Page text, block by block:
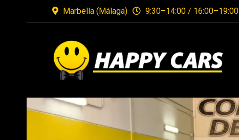
Marbella (Málaga) 9:30–14:00 / 16:00–19:00